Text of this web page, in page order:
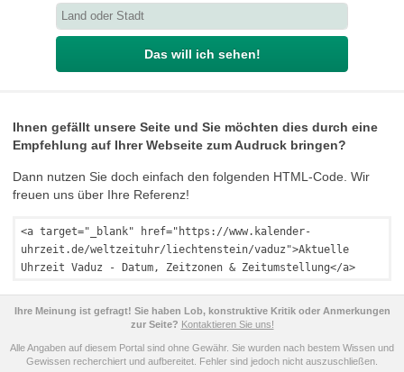
Das will ich sehen!
Ihnen gefällt unsere Seite und Sie möchten dies durch eine
Empfehlung auf Ihrer Webseite zum Audruck bringen?
Dann nutzen Sie doch einfach den folgenden HTML-Code. Wir
freuen uns über Ihre Referenz!
<a target="_blank" href="https://www.kalender-
uhrzeit.de/weltzeituhr/liechtenstein/vaduz">Aktuelle
Uhrzeit Vaduz - Datum, Zeitzonen & Zeitumstellung</a>
Ihre Meinung ist gefragt! Sie haben Lob, konstruktive Kritik oder Anmerkungen
zur Seite? Kontaktieren Sie uns!
Alle Angaben auf diesem Portal sind ohne Gewähr. Sie wurden nach bestem Wissen und
Gewissen recherchiert und aufbereitet. Fehler sind jedoch nicht auszuschließen.